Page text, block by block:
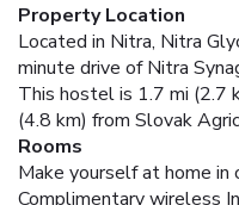
Property Location
Located in Nitra, Nitra
minute drive of Nitra
This hostel is 1.7 mi (2.7
(4.8 km) from Slovak
Rooms
Make yourself at home
Complimentary wireless